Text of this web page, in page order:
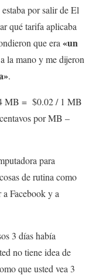
por salir de El
qué tarifa aplicaba
que era «un
la mano y me dijeron
.
MB = $0.02 / 1 MB
por MB –
para
de rutina como
Facebook y a
3 días había
no tiene idea de
que usted vea 3